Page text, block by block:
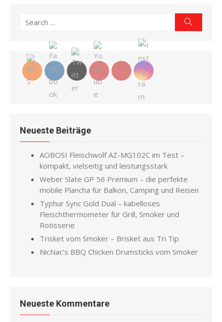
Search
Neueste Beiträge
AOBOSI Fleischwolf AZ-MG102C im Test –
kompakt, vielseitig und leistungsstark
Weber Slate GP 56 Premium – die perfekte
mobile Plancha für Balkon, Camping und Reisen
Typhur Sync Gold Dual – kabelloses
Fleischthermometer für Grill, Smoker und
Rotisserie
Trisket vom Smoker – Brisket aus Tri Tip
NicNac’s BBQ Chicken Drumsticks vom Smoker
Neueste Kommentare